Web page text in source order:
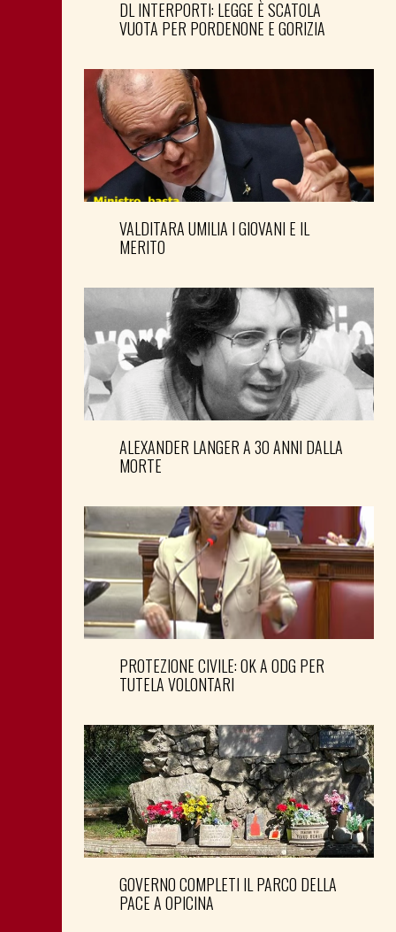
DL INTERPORTI: LEGGE È SCATOLA
VUOTA PER PORDENONE E GORIZIA
VALDITARA UMILIA I GIOVANI E IL
MERITO
ALEXANDER LANGER A 30 ANNI DALLA
MORTE
PROTEZIONE CIVILE: OK A ODG PER
TUTELA VOLONTARI
GOVERNO COMPLETI IL PARCO DELLA
PACE A OPICINA